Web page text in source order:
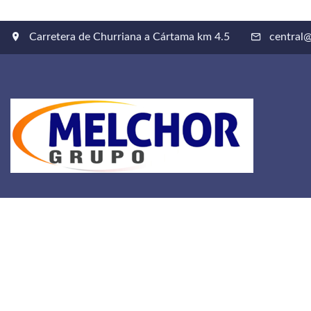
Carretera de Churriana a Cártama km 4.5